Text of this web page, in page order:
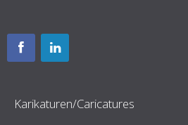
Karikaturen/Caricatures